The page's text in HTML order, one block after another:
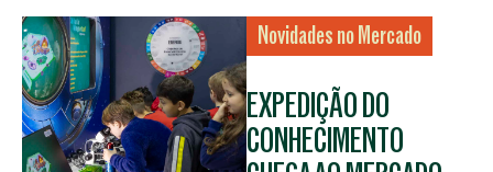
Novidades no Mercado
EXPEDIÇÃO DO
CONHECIMENTO